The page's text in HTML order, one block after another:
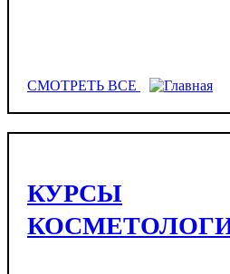
СМОТРЕТЬ ВСЕ
КУРСЫ